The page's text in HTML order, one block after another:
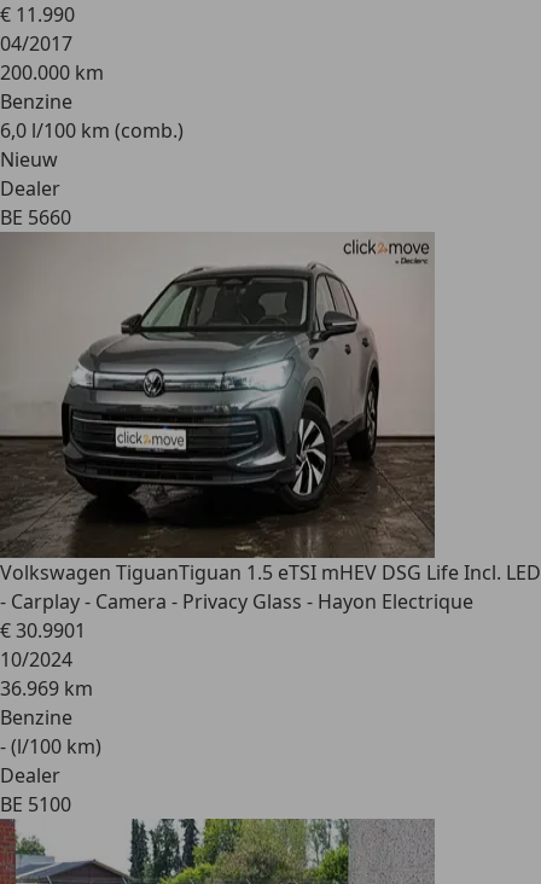
€ 11.990
04/2017
200.000 km
Benzine
6,0 l/100 km (comb.)
Nieuw
Dealer
BE 5660
Volkswagen TiguanTiguan 1.5 eTSI mHEV DSG Life Incl. LED
- Carplay - Camera - Privacy Glass - Hayon Electrique
€ 30.9901
10/2024
36.969 km
Benzine
- (l/100 km)
Dealer
BE 5100